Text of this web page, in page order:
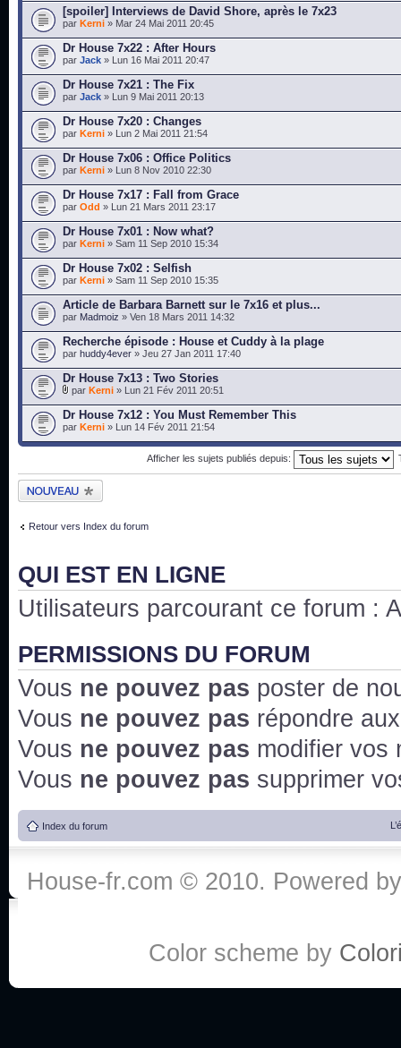
[spoiler] Interviews de David Shore, après le 7x23
par Kerni » Mar 24 Mai 2011 20:45
Dr House 7x22 : After Hours
par Jack » Lun 16 Mai 2011 20:47
Dr House 7x21 : The Fix
par Jack » Lun 9 Mai 2011 20:13
Dr House 7x20 : Changes
par Kerni » Lun 2 Mai 2011 21:54
Dr House 7x06 : Office Politics
par Kerni » Lun 8 Nov 2010 22:30
Dr House 7x17 : Fall from Grace
par Odd » Lun 21 Mars 2011 23:17
Dr House 7x01 : Now what?
par Kerni » Sam 11 Sep 2010 15:34
Dr House 7x02 : Selfish
par Kerni » Sam 11 Sep 2010 15:35
Article de Barbara Barnett sur le 7x16 et plus...
par Madmoiz » Ven 18 Mars 2011 14:32
Recherche épisode : House et Cuddy à la plage
par huddy4ever » Jeu 27 Jan 2011 17:40
Dr House 7x13 : Two Stories
par Kerni » Lun 21 Fév 2011 20:51
Dr House 7x12 : You Must Remember This
par Kerni » Lun 14 Fév 2011 21:54
Afficher les sujets publiés depuis:
Publier un nouveau
sujet
Retour vers Index du forum
QUI EST EN LIGNE
Utilisateurs parcourant ce forum :
PERMISSIONS DU FORUM
Vous ne pouvez pas poster de
Vous ne pouvez pas répondre
Vous ne pouvez pas modifier vos
Vous ne pouvez pas supprimer
Index du forum
House-fr.com © 2010. Powered
Color scheme by